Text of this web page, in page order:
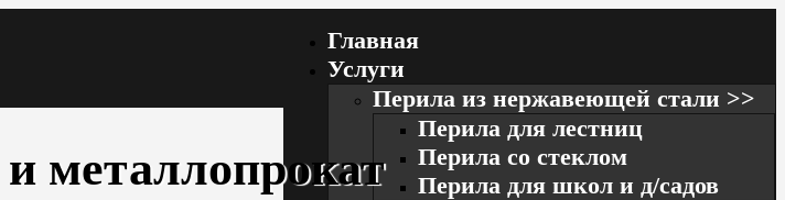
Главная
Услуги
Перила из нержавеющей стали >>
Перила для лестниц
Перила со стеклом
Перила для школ и д/садов
металлопрокат